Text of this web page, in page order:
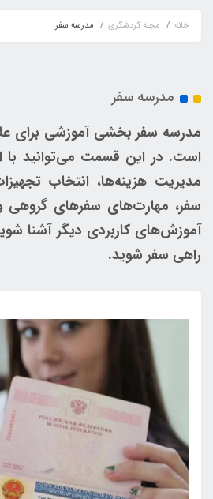
خانه مجله گردشگری مدرسه سفر
مدرسه سفر
مدرسه سفر بخشی آموزشی برای
است. در این قسمت می‌توانید با
مدیریت هزینه‌ها، انتخاب
سفر، مهارت‌های سفرهای گروهی
آموزش‌های کاربردی دیگر آشنا
راهی سفر شوید.